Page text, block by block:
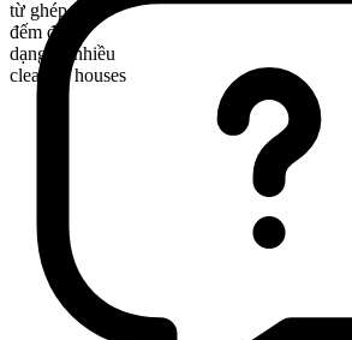
từ ghép
đếm được
dạng số nhiều
clearing houses